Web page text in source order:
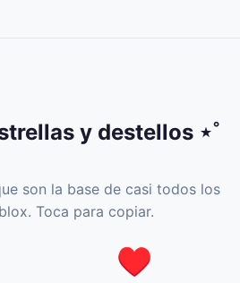
y destellos ⋆˚
son la base de casi todos los
Toca para copiar.
♥